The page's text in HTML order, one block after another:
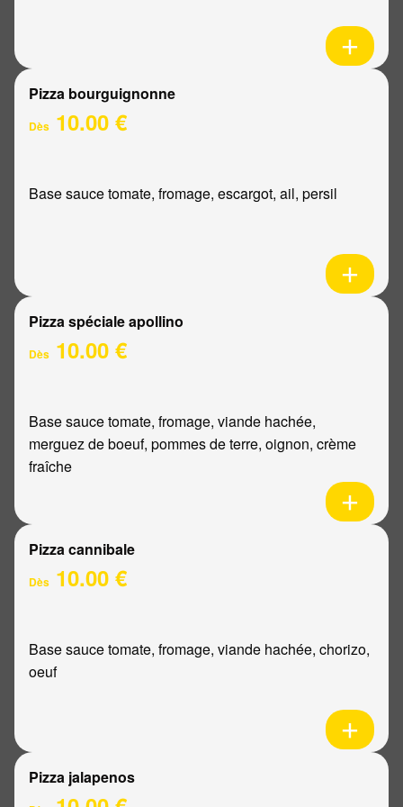
Pizza bourguignonne
Dès 10.00 €
Base sauce tomate, fromage, escargot, ail, persil
Pizza spéciale apollino
Dès 10.00 €
Base sauce tomate, fromage, viande hachée,
merguez de boeuf, pommes de terre, oignon, crème
fraîche
Pizza cannibale
Dès 10.00 €
Base sauce tomate, fromage, viande hachée, chorizo,
oeuf
Pizza jalapenos